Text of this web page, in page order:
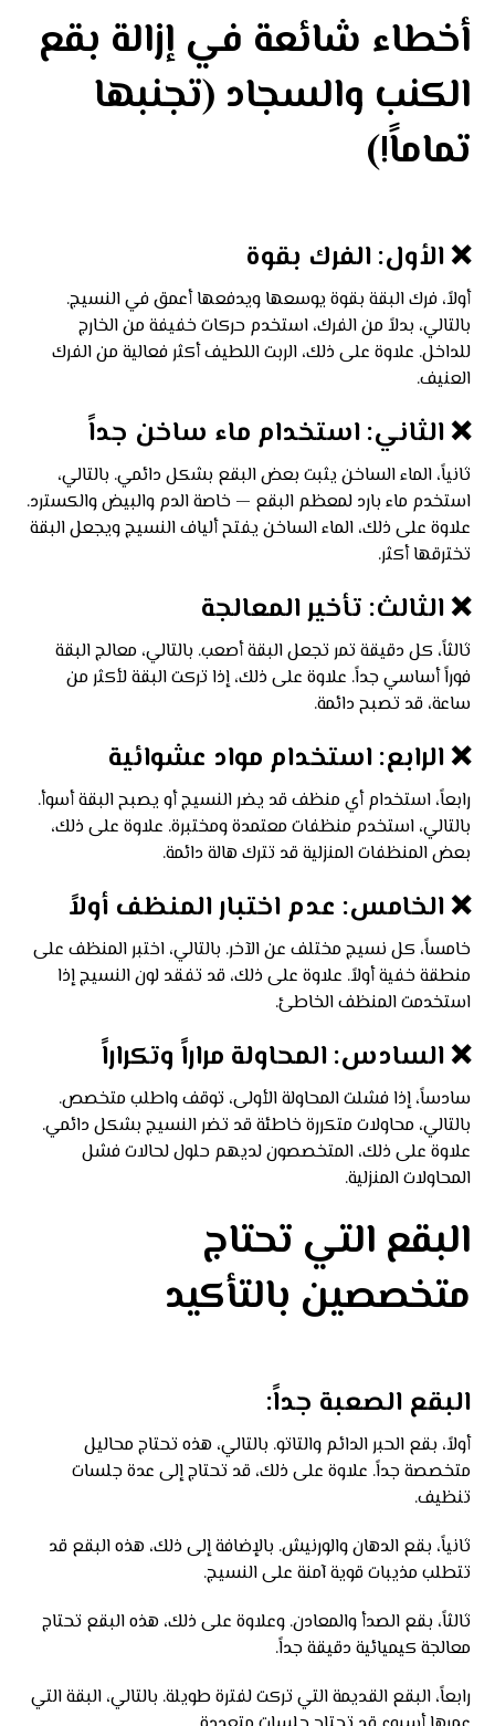
أخطاء شائعة في إزالة بقع
الكنب والسجاد (تجنبها
تماماً!)
❌ الأول: الفرك بقوة
أولاً، فرك البقة بقوة يوسعها ويدفعها أعمق في النسيج.
بالتالي، بدلاً من الفرك، استخدم حركات خفيفة من الخارج
للداخل. علاوة على ذلك، الربت اللطيف أكثر فعالية من الفرك
العنيف.
❌ الثاني: استخدام ماء ساخن جداً
ثانياً، الماء الساخن يثبت بعض البقع بشكل دائمي. بالتالي،
استخدم ماء بارد لمعظم البقع — خاصة الدم والبيض والكسترد.
علاوة على ذلك، الماء الساخن يفتح ألياف النسيج ويجعل البقة
تخترقها أكثر.
❌ الثالث: تأخير المعالجة
ثالثاً، كل دقيقة تمر تجعل البقة أصعب. بالتالي، معالج البقة
فوراً أساسي جداً. علاوة على ذلك، إذا تركت البقة لأكثر من
ساعة، قد تصبح دائمة.
❌ الرابع: استخدام مواد عشوائية
رابعاً، استخدام أي منظف قد يضر النسيج أو يصبح البقة أسوأ.
بالتالي، استخدم منظفات معتمدة ومختبرة. علاوة على ذلك،
بعض المنظفات المنزلية قد تترك هالة دائمة.
❌ الخامس: عدم اختبار المنظف أولاً
خامساً، كل نسيج مختلف عن الآخر. بالتالي، اختبر المنظف على
منطقة خفية أولاً. علاوة على ذلك، قد تفقد لون النسيج إذا
استخدمت المنظف الخاطئ.
❌ السادس: المحاولة مراراً وتكراراً
سادساً، إذا فشلت المحاولة الأولى، توقف واطلب متخصص.
بالتالي، محاولات متكررة خاطئة قد تضر النسيج بشكل دائمي.
علاوة على ذلك، المتخصصون لديهم حلول لحالات فشل
المحاولات المنزلية.
البقع التي تحتاج
متخصصين بالتأكيد
البقع الصعبة جداً:
أولاً، بقع الحبر الدائم والتاتو. بالتالي، هذه تحتاج محاليل
متخصصة جداً. علاوة على ذلك، قد تحتاج إلى عدة جلسات
تنظيف.
ثانياً، بقع الدهان والورنيش. بالإضافة إلى ذلك، هذه البقع قد
تتطلب مذيبات قوية آمنة على النسيج.
ثالثاً، بقع الصدأ والمعادن. وعلاوة على ذلك، هذه البقع تحتاج
معالجة كيميائية دقيقة جداً.
رابعاً، البقع القديمة التي تركت لفترة طويلة. بالتالي، البقة التي